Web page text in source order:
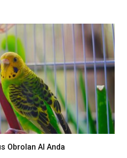
Obrolan AI Anda